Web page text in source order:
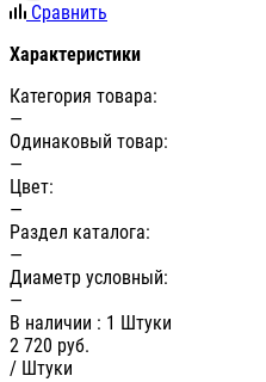
Сравнить
Характеристики
Категория товара:
—
Одинаковый товар:
—
Цвет:
—
Раздел каталога:
—
Диаметр условный:
—
В наличии : 1 Штуки
2 720 руб.
/ Штуки